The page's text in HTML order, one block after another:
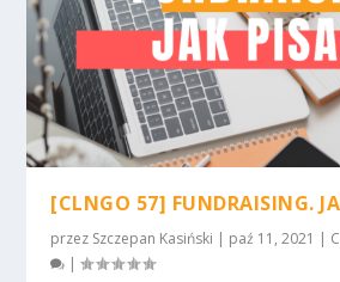
[CLNGO 57] FUNDRAISING.
przez Szczepan Kasiński | paź 11, 2021 |
|